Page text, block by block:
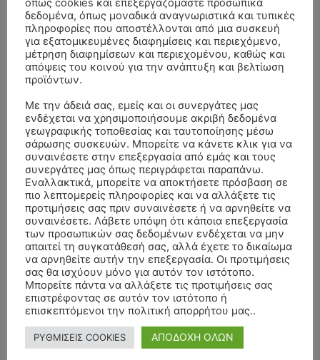
ΣΥΛΛΥΠΗΤΗΡΙΑ ΜΗΝΥΜΑΤΑ
Αλέξανδρος ΣέρβοςεπίΚΗΔΕΙΑ – ΣΑΒΒΑΤΟ 25/7/2026 –
ΧΑΡΑΛΑΜΠΟΣ ΚΑΥΚΙΑΣ ΕΤΩΝ 57
ΧΡΙΣΤΙΝΑεπίΚΗΔΕΙΑ – ΤΡΙΤΗ 4/8/2026 – ΧΡΗΣΤΟΣ Α. ΠΑΛΙΟΥΡΑΣ
ΕΤΩΝ 58
Θεόδωρος Νάκοςεπί ΚΗΔΕΙΑ – ΔΕΥΤΕΡΑ 3/8/2026 – ΔΗΜΗΤΡΙΟΣ Σ.
ΤΣΙΛΙΚΗΣ ΕΤΩΝ 79
ΠΑΝΑΓΙΩΤΗΣ IΩΑΚΕΙΜΙΔΗΣεπίΚΗΔΕΙΑ – ΔΕΥΤΕΡΑ 3/8/2026 –
ΣΠΥΡΙΔΟΥΛΑ Γ. ΣΕΪΤΑΝΙΔΟΥ ΕΤΩΝ 91
ΚΗΔΕΙΑ – ΔΕΥΤΕΡΑ 3/8/2026 – ΔΗΜΗΤΡΙΟΣ Σ.
όπως cookies και επεξεργαζόμαστε προσωπικά
δεδομένα, όπως μοναδικά αναγνωριστικά και τυπικές
πληροφορίες που αποστέλλονται από μια συσκευή
για εξατομικευμένες διαφημίσεις και περιεχόμενο,
μέτρηση διαφημίσεων και περιεχομένου, καθώς και
απόψεις του κοινού για την ανάπτυξη και βελτίωση
προϊόντων.
Με την άδειά σας, εμείς και οι συνεργάτες μας
ενδέχεται να χρησιμοποιήσουμε ακριβή δεδομένα
γεωγραφικής τοποθεσίας και ταυτοποίησης μέσω
σάρωσης συσκευών. Μπορείτε να κάνετε κλικ για να
συναινέσετε στην επεξεργασία από εμάς και τους
συνεργάτες μας όπως περιγράφεται παραπάνω.
Εναλλακτικά, μπορείτε να αποκτήσετε πρόσβαση σε
πιο λεπτομερείς πληροφορίες και να αλλάξετε τις
προτιμήσεις σας πριν συναινέσετε ή να αρνηθείτε να
συναινέσετε. Λάβετε υπόψη ότι κάποια επεξεργασία
των προσωπικών σας δεδομένων ενδέχεται να μην
απαιτεί τη συγκατάθεσή σας, αλλά έχετε το δικαίωμα
να αρνηθείτε αυτήν την επεξεργασία. Οι προτιμήσεις
σας θα ισχύουν μόνο για αυτόν τον ιστότοπο.
Μπορείτε πάντα να αλλάξετε τις προτιμήσεις σας
επιστρέφοντας σε αυτόν τον ιστότοπο ή
επισκεπτόμενοι την πολιτική απορρήτου μας..
ΡΥΘΜΙΣΕΙΣ COOKIES ΑΠΟΔΟΧΗ ΟΛΩΝ